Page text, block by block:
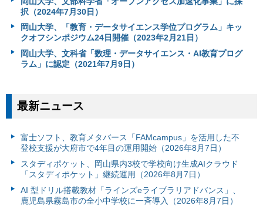
択（2024年7月30日）
岡山大学、「教育・データサイエンス学位プログラム」キッ
クオフシンポジウム24日開催（2023年2月21日）
岡山大学、文科省「数理・データサイエンス・AI教育プログ
ラム」に認定（2021年7月9日）
最新ニュース
富⼠ソフト、教育メタバース「FAMcampus」を活用した不
登校支援が大府市で4年目の運用開始（2026年8月7日）
スタディポケット、岡山県内3校で学校向け生成AIクラウド
「スタディポケット」継続運用（2026年8月7日）
AI 型ドリル搭載教材「ラインズeライブラリアドバンス」、
鹿児島県霧島市の全小中学校に一斉導入（2026年8月7日）